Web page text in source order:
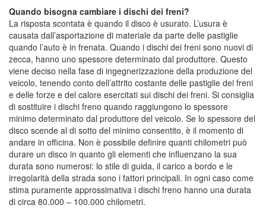
Quando bisogna cambiare i dischi dei freni?
La risposta scontata è quando il disco è usurato. L’usura è
causata dall’asportazione di materiale da parte delle pastiglie
quando l’auto è in frenata. Quando i dischi dei freni sono nuovi di
zecca, hanno uno spessore determinato dal produttore. Questo
viene deciso nella fase di ingegnerizzazione della produzione del
veicolo, tenendo conto dell’attrito costante delle pastiglie dei freni
e delle forze e del calore esercitati sui dischi dei freni. Si consiglia
di sostituire i dischi freno quando raggiungono lo spessore
minimo determinato dal produttore del veicolo. Se lo spessore del
disco scende al di sotto del minimo consentito, è il momento di
andare in officina. Non è possibile definire quanti chilometri può
durare un disco in quanto gli elementi che influenzano la sua
durata sono numerosi: lo stile di guida, il carico a bordo e le
irregolarità della strada sono i fattori principali. In ogni caso come
stima puramente approssimativa i dischi freno hanno una durata
di circa 80.000 – 100.000 chilometri.